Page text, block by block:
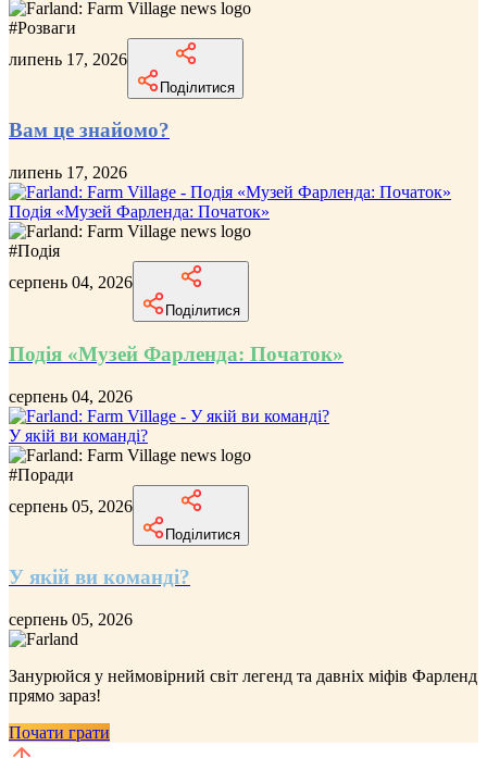
#Розваги
липень 17, 2026
Поділитися
Вам це знайомо?
липень 17, 2026
Подія «Музей Фарленда: Початок»
#Подія
серпень 04, 2026
Поділитися
Подія «Музей Фарленда: Початок»
серпень 04, 2026
У якій ви команді?
#Поради
серпень 05, 2026
Поділитися
У якій ви команді?
серпень 05, 2026
Занурюйся у неймовірний світ легенд та давніх міфів Фарленд
прямо зараз!
Почати грати